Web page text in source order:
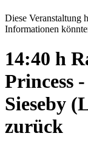
Diese Veranstaltung
Informationen
14:40 h
Princess
Sieseby
zurück